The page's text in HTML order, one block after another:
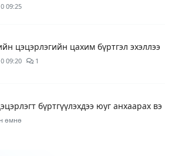
09:25
цэцэрлэгийн цахим бүртгэл эхэллээ
09:20 1
бүртгүүлэхдээ юуг анхаарах вэ
өмнө